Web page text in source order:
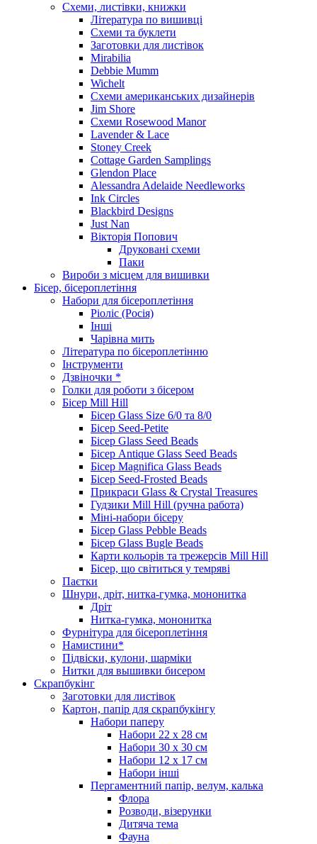
Схеми, листівки, книжки
Література по вишивці
Схеми та буклети
Заготовки для листівок
Mirabilia
Debbie Mumm
Wichelt
Схеми американських дизайнерів
Jim Shore
Cхеми Rosewood Manor
Lavender & Lace
Stoney Creek
Cottage Garden Samplings
Glendon Place
Alessandra Adelaide Needleworks
Ink Circles
Blackbird Designs
Just Nan
Вікторія Попович
Друковані схеми
Паки
Вироби з місцем для вишивки
Бісер, бісероплетіння
Набори для бісероплетіння
Ріоліс (Росія)
Інші
Чарівна мить
Література по бісероплетінню
Інструменти
Дзвіночки *
Голки для роботи з бісером
Бісер Mill Hill
Бісер Glass Size 6/0 та 8/0
Бісер Seed-Petite
Бісер Glass Seed Beads
Бісер Antique Glass Seed Beads
Бісер Magnifica Glass Beads
Бісер Seed-Frosted Beads
Прикраси Glass & Crystal Treasures
Гудзики Mill Hill (ручна работа)
Міні-набори бісеру
Бісер Glass Pebble Beads
Бісер Glass Bugle Beads
Карти кольорів та трежерсів Mill Hill
Бісер, що світиться у темряві
Паєтки
Шнури, дріт, нитка-гумка, мононитка
Дріт
Нитка-гумка, мононитка
Фурнітура для бісероплетіння
Намистини*
Підвіски, кулони, шарміки
Нитки для вышивки бисером
Скрапбукінг
Заготовки для листівок
Картон, папір для скрапбукінгу
Набори паперу
Набори 22 х 28 см
Набори 30 х 30 см
Набори 12 х 17 см
Набори інші
Пергаментний папір, велум, калька
Флора
Розводи, візерунки
Дитяча тема
Фауна